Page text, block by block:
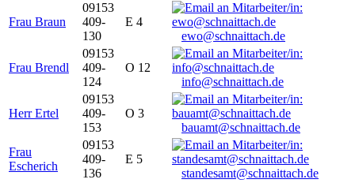
Frau Braun
09153
409-
130
E 4
ewo@schnaittach.de
Frau Brendl
09153
409-
124
O 12
info@schnaittach.de
Herr Ertel
09153
409-
153
O 3
bauamt@schnaittach.de
Frau
Escherich
09153
409-
136
E 5
standesamt@schnaittach.de